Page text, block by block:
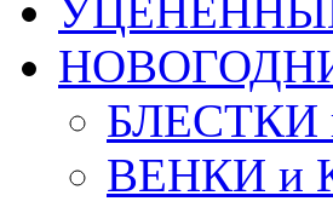
БЛЕСТКИ
ВЕНКИ и